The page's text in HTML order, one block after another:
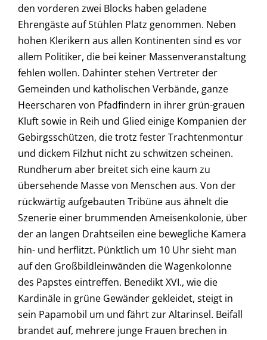
den vorderen zwei Blocks haben geladene
Ehrengäste auf Stühlen Platz genommen. Neben
hohen Klerikern aus allen Kontinenten sind es vor
allem Politiker, die bei keiner Massenveranstaltung
fehlen wollen. Dahinter stehen Vertreter der
Gemeinden und katholischen Verbände, ganze
Heerscharen von Pfadfindern in ihrer grün-grauen
Kluft sowie in Reih und Glied einige Kompanien der
Gebirgsschützen, die trotz fester Trachtenmontur
und dickem Filzhut nicht zu schwitzen scheinen.
Rundherum aber breitet sich eine kaum zu
übersehende Masse von Menschen aus. Von der
rückwärtig aufgebauten Tribüne aus ähnelt die
Szenerie einer brummenden Ameisenkolonie, über
der an langen Drahtseilen eine bewegliche Kamera
hin- und herflitzt. Pünktlich um 10 Uhr sieht man
auf den Großbildleinwänden die Wagenkolonne
des Papstes eintreffen. Benedikt XVI., wie die
Kardinäle in grüne Gewänder gekleidet, steigt in
sein Papamobil um und fährt zur Altarinsel. Beifall
brandet auf, mehrere junge Frauen brechen in